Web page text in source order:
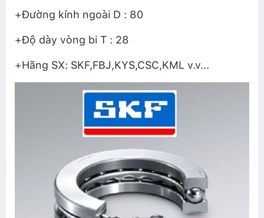
+Đường kính ngoài D : 80
+Độ dày vòng bi T : 28
+Hãng SX: SKF,FBJ,KYS,CSC,KML v.v...